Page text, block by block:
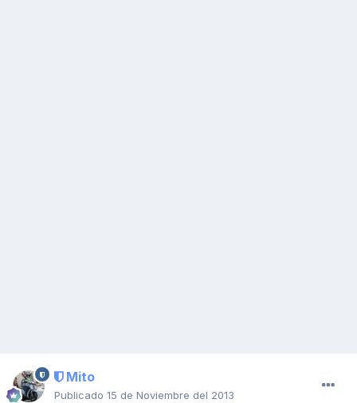
Mito
Publicado 15 de Noviembre del 2013